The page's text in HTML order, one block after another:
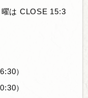
曜は CLOSE 15:3
）
）